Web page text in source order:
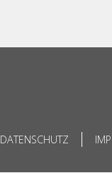
DATENSCHUTZ